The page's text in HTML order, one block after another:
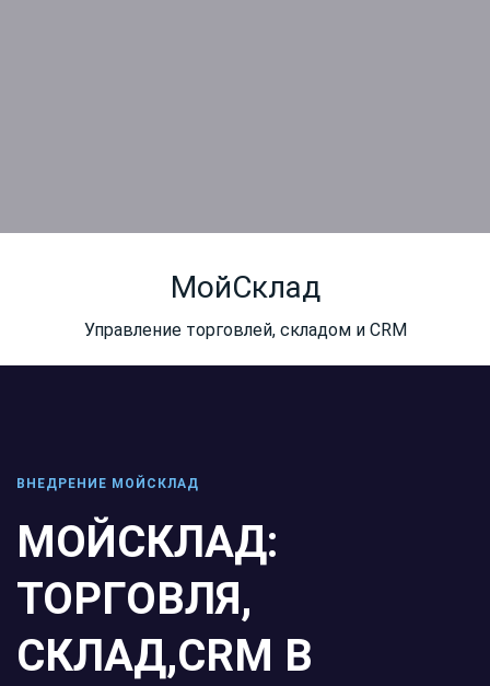
МойСклад
Управление торговлей, складом и CRM
ВНЕДРЕНИЕ МОЙСКЛАД
МОЙСКЛАД:
ТОРГОВЛЯ,
СКЛАД,CRM В